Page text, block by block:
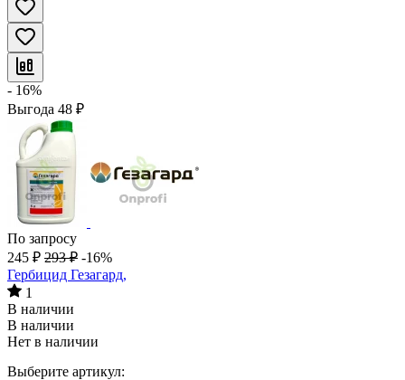
- 16%
Выгода 48 ₽
По запросу
245 ₽ 293 ₽ -16%
Гербицид Гезагард,
1
В наличии
В наличии
Нет в наличии
Выберите артикул: